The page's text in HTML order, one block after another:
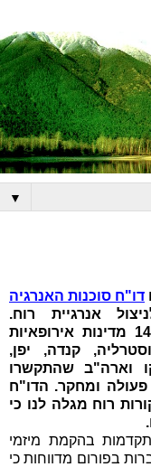
▼
דו"ח סוכנות האנרגיה
אנרגיית רוח.
האירגון מאגד 14 מדינות אירופאיות
קנדה, יפן,
וארה"ב שהתקשרו
ומחקר. הדו"ח
רוח מגלה לנו כי
בהקמת מיזמי
בפורום מדווחות כי